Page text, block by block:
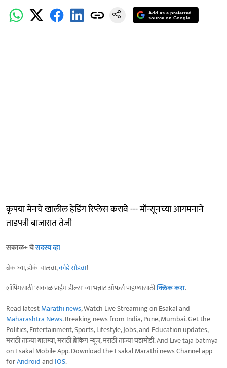
Add as a preferred
source on Google
कृपया मेनचे खालील हेडिंग रिप्लेस करावे --- मॉन्सूनच्या आगमनाने
ताडपत्री बाजारात तेजी
सकाळ+ चेसदस्य व्हा
ब्रेक घ्या, डोकं चालवा,कोडे सोडवा!
शॉपिंगसाठी 'सकाळ प्राईम डील्स'च्या भन्नाट ऑफर्स पाहण्यासाठीक्लिक करा.
Read latestMarathi news, Watch Live Streaming on Esakal and
Maharashtra News. Breaking news from India, Pune, Mumbai. Get the
Politics, Entertainment, Sports, Lifestyle, Jobs, and Education updates,
मराठी ताज्या बातम्या, मराठी ब्रेकिंग न्यूज, मराठी ताज्या घडामोडी. And Live taja batmya
on Esakal Mobile App. Download the Esakal Marathi news Channel app
forAndroidand IOS.